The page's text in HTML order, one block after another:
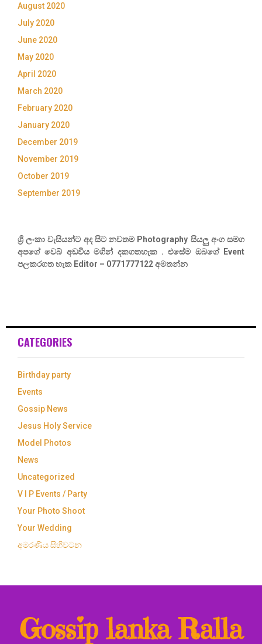
August 2020
July 2020
June 2020
May 2020
April 2020
March 2020
February 2020
January 2020
December 2019
November 2019
October 2019
September 2019
ශ්‍රී ලංකා වැසියන්ට අද සිට නවතම Photography සියලු අංග සමග
අපගේ වෙබ් අඩවිය මගින් දකගතහැක . එසේම ඔබගේ Event
පලකරගත හැක Editor – 0771777122 අමතන්න
CATEGORIES
Birthday party
Events
Gossip News
Jesus Holy Service
Model Photos
News
Uncategorized
V I P Events / Party
Your Photo Shoot
Your Wedding
අමරණිය සිහිවටන
Gossip lanka Ralla